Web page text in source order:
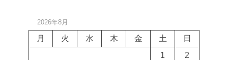
2026年8月
月 火 水 木 金 土
日
1
2